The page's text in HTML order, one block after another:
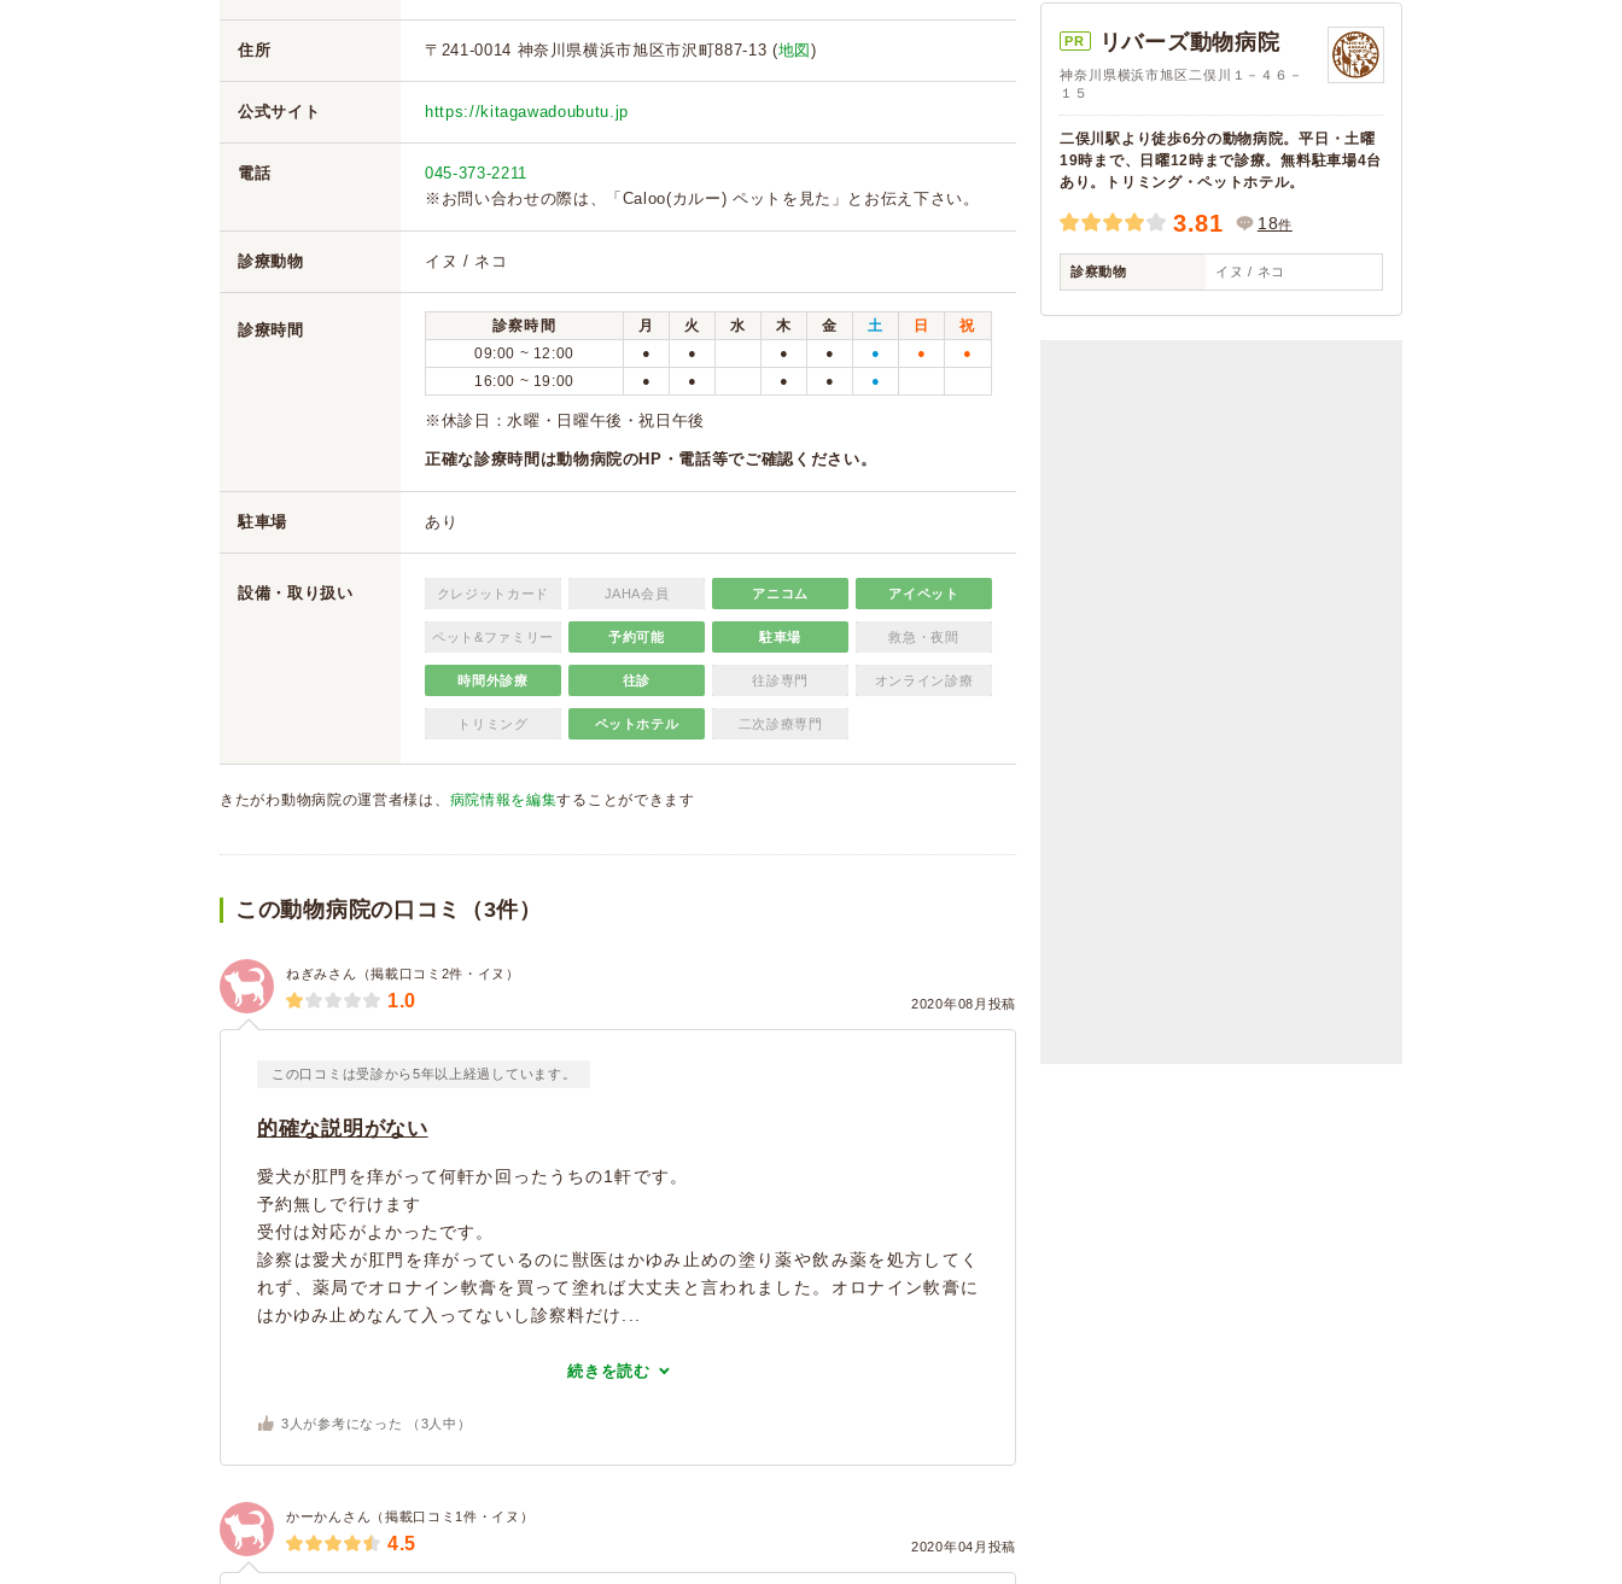
住所 〒241-0014 神奈川県横浜市旭区市沢町887-13 (地図 )
公式サイト https://kitagawadoubutu.jp
電話
045-373-2211
※お問い合わせの際は、「Caloo(カルー) ペットを見た」とお伝え下さい。
診療動物 イヌ / ネコ
診療時間 診察時間 月 火 水 木 金 土 日
祝
09:00 ~ 12:00
● ● ● ● ● ● ●
16:00 ~ 19:00 ● ● ● ● ●
※休診日：水曜・日曜午後・祝日午後
正確な診療時間は動物病院のHP・電話等でご確認ください。
駐車場 あり
設備・取り扱い クレジットカード JAHA会員 アニコム アイペット
ペット&ファミリー 予約可能 駐車場 救急・夜間
時間外診療 往診 往診専門 オンライン診療
トリミング ペットホテル 二次診療専門
きたがわ動物病院の運営者様は、 病院情報を編集することができます
この動物病院の口コミ（3件）
ねぎみさん（掲載口コミ2件・イヌ）
2020年08月投稿
1.0
この口コミは受診から5年以上経過しています。
的確な説明がない
愛犬が肛門を痒がって何軒か回ったうちの1軒です。
予約無しで行けます
受付は対応がよかったです。
診察は愛犬が肛門を痒がっているのに獣医はかゆみ止めの塗り薬や飲み薬を処方してく
れず、薬局でオロナイン軟膏を買って塗れば大丈夫と言われました。オロナイン軟膏に
はかゆみ止めなんて入ってないし診察料だけ...
続きを読む
3 人が参考になった （ 3 人中）
かーかんさん（掲載口コミ1件・イヌ）
2020年04月投稿
4.5
PR リバーズ動物病院
神奈川県横浜市旭区二俣川１－４６－
１５
二俣川駅より徒歩6分の動物病院。平日・土曜
19時まで、日曜12時まで診療。無料駐車場4台
あり。トリミング・ペットホテル。
3.81 18件
診察動物 イヌ / ネコ